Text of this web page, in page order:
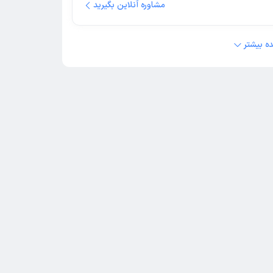
مشاوره آنلاین بگیرید
بیشتر